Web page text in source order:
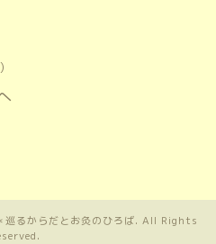
るからだとお灸のひろば. All Rights